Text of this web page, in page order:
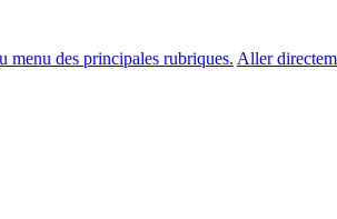
menu des principales rubriques. Aller